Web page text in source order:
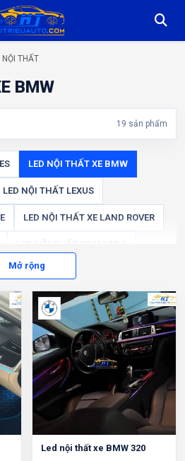
NỘI THẤT
BMW
19 sản phẩm
LED NỘI THẤT XE BMW
LED NỘI THẤT LEXUS
LED NỘI THẤT XE LAND ROVER
LED NỘI THẤT XE KIA
LED NỘI THẤT CÁC DÒNG XE
Mở rộng
Led nội thất xe BMW 320